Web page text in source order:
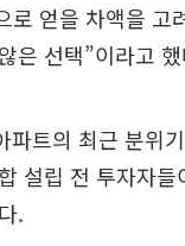
로 얻을 차액을 고
은 선택”이라고
파트의 최근 분위
설립 전 투자자들
.